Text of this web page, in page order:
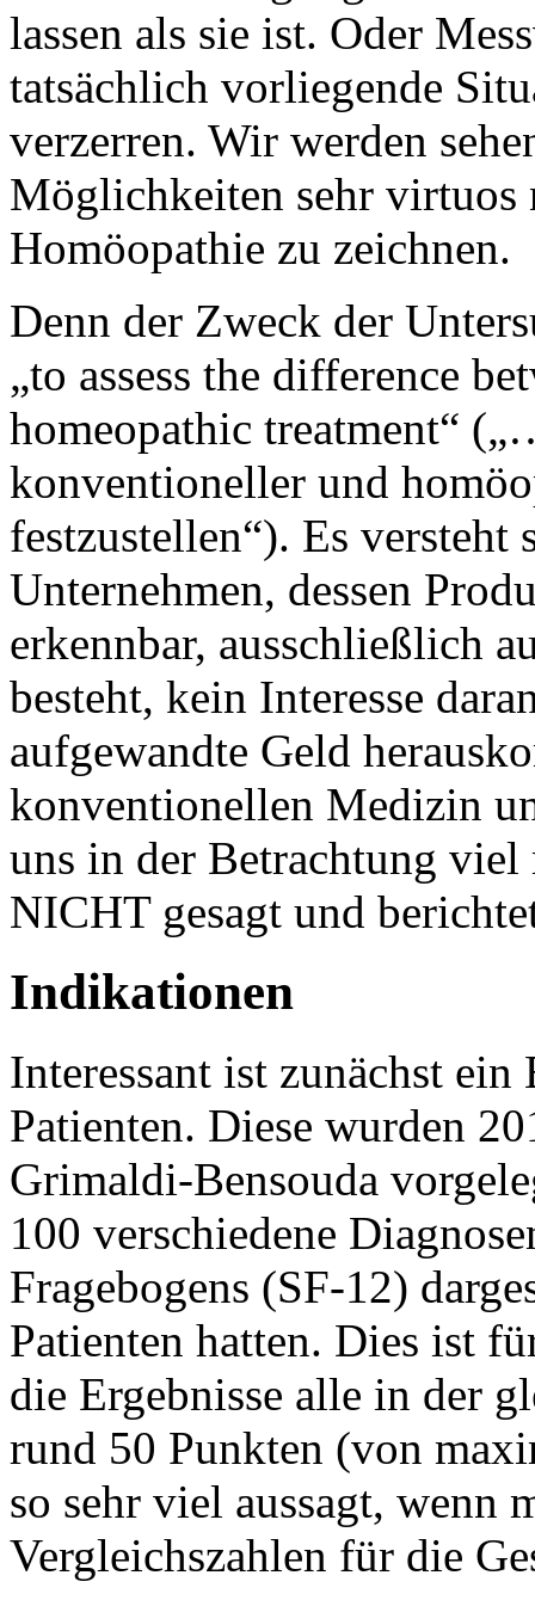
lassen als sie ist. Oder
tatsächlich vorliegende
verzerren. Wir werden
Möglichkeiten sehr
Homöopathie zu zeichnen.
Denn der Zweck der
„to assess the difference
homeopathic treatment“
konventioneller und
festzustellen“). Es versteht
Unternehmen, dessen
erkennbar, ausschließlich
besteht, kein Interesse
aufgewandte Geld
konventionellen Medizin
uns in der Betrachtung
NICHT gesagt und
Indikationen
Interessant ist zunächst
Patienten. Diese wurden
Grimaldi-Bensouda
100 verschiedene
Fragebogens (SF-12)
Patienten hatten. Dies ist
die Ergebnisse alle in der
rund 50 Punkten (von
so sehr viel aussagt, wenn
Vergleichszahlen für die